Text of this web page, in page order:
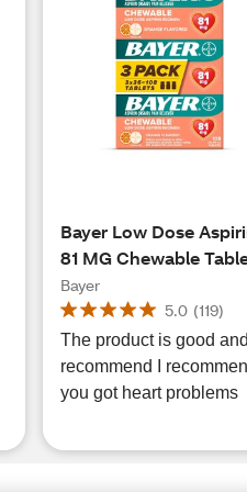
Bayer Low Dose
81 MG Chewable
Orange, 108 CT
Bayer
5.0 (119)
The product is good and
recommend I
you got heart problems